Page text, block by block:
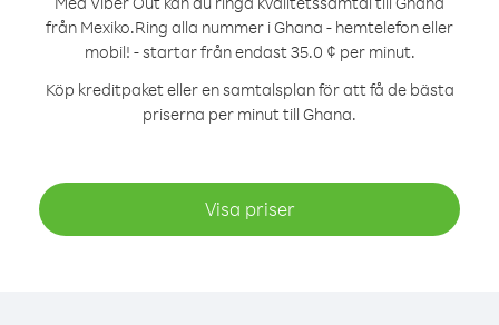
från Mexiko.Ring alla nummer i Ghana - hemtelefon eller
mobil! - startar från endast 35.0 ¢ per minut.
Köp kreditpaket eller en samtalsplan för att få de bästa
priserna per minut till Ghana.
Visa priser